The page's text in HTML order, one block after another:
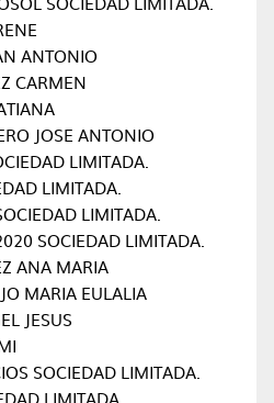
ANTONIO
CARMEN
JOSE ANTONIO
LIMITADA.
LIMITADA.
LIMITADA.
SOCIEDAD LIMITADA.
ANA MARIA
MARIA EULALIA
JESUS
SOCIEDAD LIMITADA.